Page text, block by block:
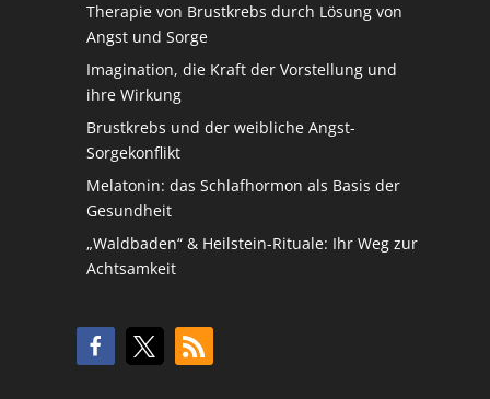
Therapie von Brustkrebs durch Lösung von
Angst und Sorge
Imagination, die Kraft der Vorstellung und
ihre Wirkung
Brustkrebs und der weibliche Angst-
Sorgekonflikt
Melatonin: das Schlafhormon als Basis der
Gesundheit
„Waldbaden“ & Heilstein-Rituale: Ihr Weg zur
Achtsamkeit